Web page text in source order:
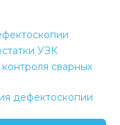
УЗК
сварных
дефектоскопии